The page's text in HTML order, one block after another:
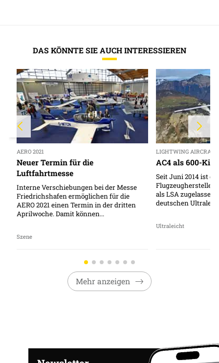
DAS KÖNNTE SIE AUCH INTERESSIEREN
AERO 2021
Neuer Termin für die
Luftfahrtmesse
Interne Verschiebungen bei der Messe
Friedrichshafen ermöglichen für die
AERO 2021 einen Termin in der dritten
Aprilwoche. Damit können...
Szene
LIGHTWING AIRCRAFT
AC4 als 600-
Seit Juni 2014 ist
als LSA
deutschen
Ultraleicht
Mehr anzeigen